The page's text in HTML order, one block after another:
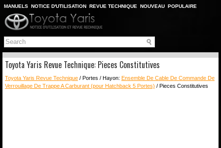
MANUELS NOTICE D'UTILISATION REVUE TECHNIQUE NOUVEAU POPULAIRE
PLAN DU SITE
CHERCHER
Toyota Yaris Revue Technique: Pieces Constitutives
Toyota Yaris Revue Technique / Portes / Hayon: Ensemble De Cable De Commande De
Verrouillage De Trappe A Carburant (pour Hatchback 5 Portes) / Pieces Constitutives